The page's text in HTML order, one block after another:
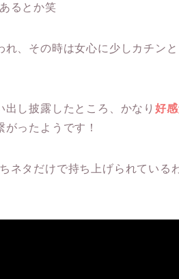
るとか笑
、その時は女心に少しカチンと
し披露したところ、かなり 好
ったようです！
ネタだけで持ち上げられている